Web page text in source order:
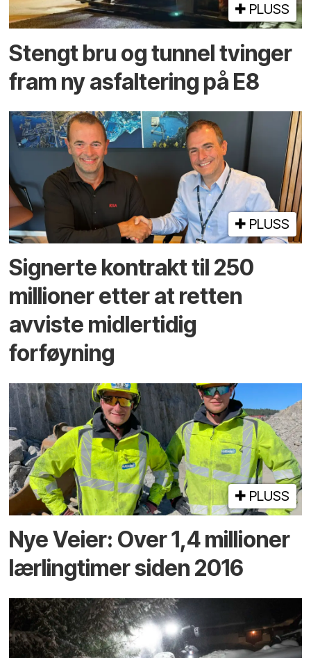
PLUSS
Stengt bru og tunnel tvinger
fram ny asfaltering på E8
PLUSS
Signerte kontrakt til 250
millioner etter at retten
avviste midlertidig
forføyning
PLUSS
Nye Veier: Over 1,4 millioner
lærlingtimer siden 2016